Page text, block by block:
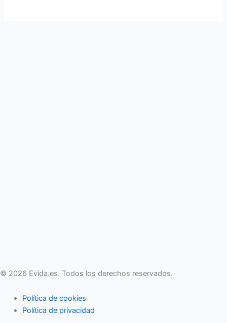
© 2026 Evida.es. Todos los derechos reservados.
Política de cookies
Política de privacidad